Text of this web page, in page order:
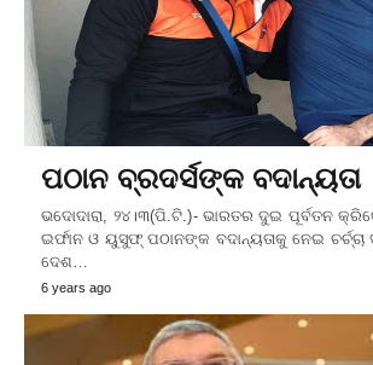
ପଠାନ ବ୍ରଦର୍ସଙ୍କ ବଦାନ୍ୟତା
ଭଦୋଦାରା, ୨୪।୩(ପି.ଟି.)- ଭାରତର ଦୁଇ ପୂର୍ବତନ
ଇର୍ଫାନ ଓ ୟୁସୁଫ୍‌ ପଠାନଙ୍କ ବଦାନ୍ୟତାକୁ ନେଇ ଚର୍ଚ୍ଚା
ଦେଶ…
6 years ago